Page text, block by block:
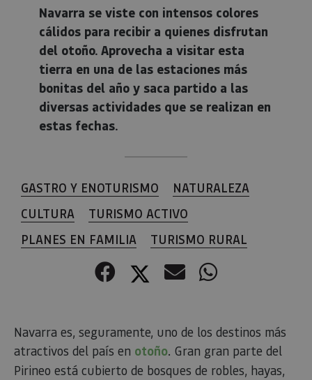
Navarra se viste con intensos colores
cálidos para recibir a quienes disfrutan
del otoño. Aprovecha a visitar esta
tierra en una de las estaciones más
bonitas del año y saca partido a las
diversas actividades que se realizan en
estas fechas.
GASTRO Y ENOTURISMO
NATURALEZA
CULTURA
TURISMO ACTIVO
PLANES EN FAMILIA
TURISMO RURAL
Facebook
Twitter
CorreoWhatsApp
Navarra es, seguramente, uno de los destinos más
atractivos del país en otoño. Gran gran parte del
Pirineo está cubierto de bosques de robles, hayas,